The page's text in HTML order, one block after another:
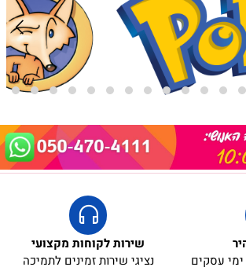
עסקים
שירות לקוחות מקצועי
נציגי שירות זמינים לתמיכה